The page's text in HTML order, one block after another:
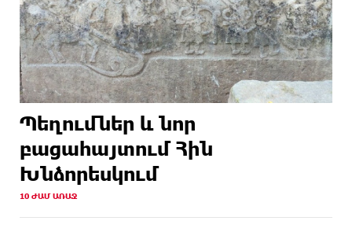
Պեղումներ և նոր
բացահայտում Հին
Խնձորեսկում
10 ԺԱՄ ԱՌԱՋ